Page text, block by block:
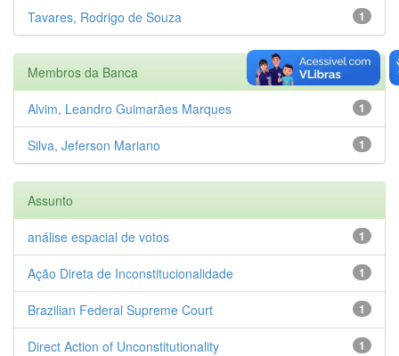
1
Tavares, Rodrigo de Souza
Membros da Banca
1
Alvim, Leandro Guimarães Marques
1
Silva, Jeferson Mariano
Assunto
1
análise espacial de votos
1
Ação Direta de Inconstitucionalidade
1
Brazilian Federal Supreme Court
1
Direct Action of Unconstitutionality